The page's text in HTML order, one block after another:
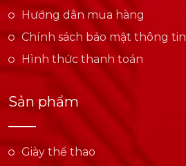
Hướng dẫn mua hàng
Chính sách bảo mật thông tin
Hình thức thanh toán
Sản phẩm
Giày thể thao